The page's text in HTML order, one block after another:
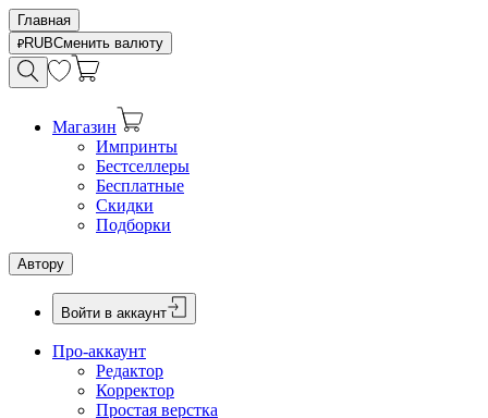
Главная
RUBСменить валюту
Магазин
Импринты
Бестселлеры
Бесплатные
Скидки
Подборки
Автору
Войти в аккаунт
Про-аккаунт
Редактор
Корректор
Простая верстка